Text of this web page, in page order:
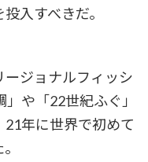
入すべきだ。
ジョナルフィッシ
や「22世紀ふぐ」
年に世界で初めて